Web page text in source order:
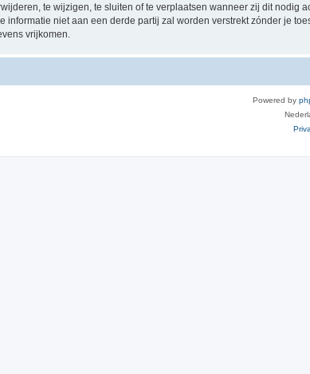
te wijzigen, te sluiten of te verplaatsen wanneer zij dit nodig
informatie niet aan een derde partij zal worden verstrekt zónder je
vrijkomen.
Powered by